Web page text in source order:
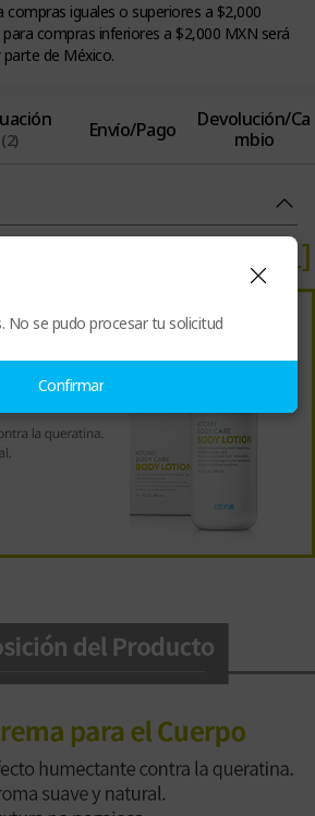
compras iguales o superiores a $2,000
compras inferiores a $2,000 MXN será
de México.
(2) Envío/Pago
Devolución/Ca
mbio
No se pudo procesar tu solicitud
Confirmar